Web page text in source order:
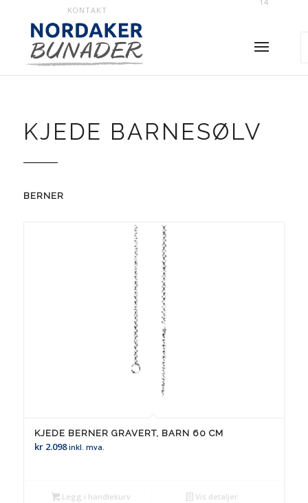
KONTAKT
KJEDE BARNESØLV
BERNER
KJEDE BERNER GRAVERT, BARN 60 CM
kr2.098 inkl. mva.
Legg i handlekurv Vis detaljer